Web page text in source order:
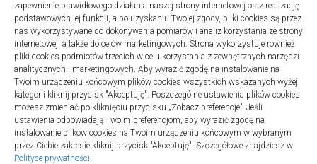
zapewnienie prawidłowego działania naszej strony internetowej oraz realizację
podstawowych jej funkcji, a po uzyskaniu Twojej zgody, pliki cookies są przez
nas wykorzystywane do dokonywania pomiarów i analiz korzystania ze strony
internetowej, a także do celów marketingowych. Strona wykorzystuje również
pliki cookies podmiotów trzecich w celu korzystania z zewnętrznych narzędzi
analitycznych i marketingowych. Aby wyrazić zgodę na instalowanie na
Twoim urządzeniu końcowym plików cookies wszystkich wskazanych wyżej
kategorii kliknij przycisk "Akceptuję". Poszczególne ustawienia plików cookies
możesz zmieniać po kliknięciu przycisku „Zobacz preferencje”. Jeśli
ustawienia odpowiadają Twoim preferencjom, aby wyrazić zgodę na
instalowanie plików cookies na Twoim urządzeniu końcowym w wybranym
przez Ciebie zakresie kliknij przycisk "Akceptuję". Szczegółowe znajdziesz w
Polityce prywatności.
Turystyka
Jak wybrać dobrą firmę do instalacji
sanitarnych w szpitalach
20 lipca 2025